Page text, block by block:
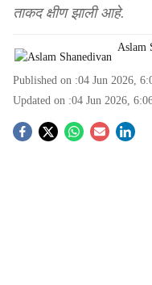
ताकद क्षीण झाली आहे.
Aslam
Published on :04 Jun 2026,
Updated on :04 Jun 2026,
S